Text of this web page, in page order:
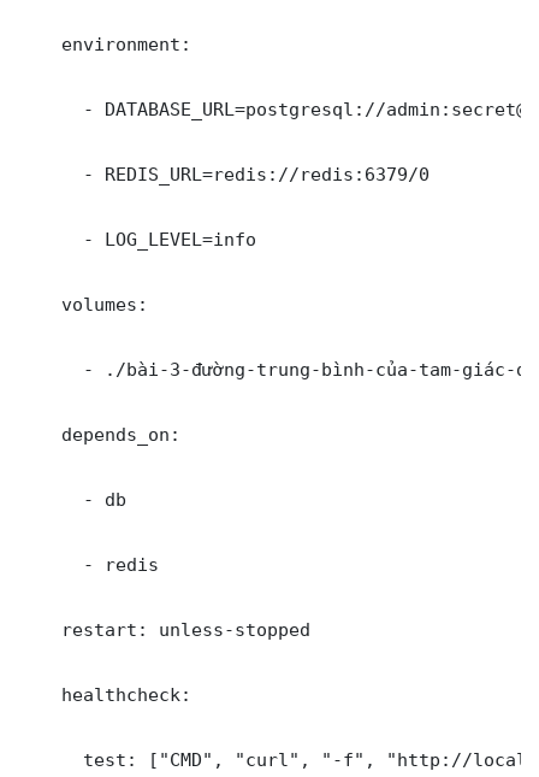
    environment:
- DATABASE_URL=postgresql://
      - REDIS_URL=redis://redis:6379/0
      - LOG_LEVEL=info
    volumes:
- ./bài-3-đường-trung-bình-của-tam-giác-
    depends_on:
      - db
      - redis
    restart: unless-stopped
    healthcheck:
test: ["CMD", "curl", "-f", "http://